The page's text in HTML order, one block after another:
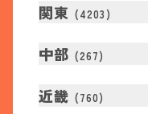
関東 (4203 )
中部 (267)
近畿 (760)